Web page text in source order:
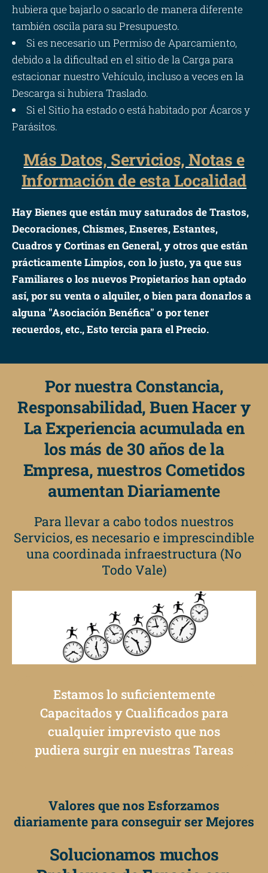
hubiera que bajarlo o sacarlo de manera diferente
también oscila para su Presupuesto.
Si es necesario un Permiso de Aparcamiento,
debido a la dificultad en el sitio de la Carga para
estacionar nuestro Vehículo, incluso a veces en la
Descarga si hubiera Traslado.
Si el Sitio ha estado o está habitado por Ácaros y
Parásitos.
Más Datos, Servicios, Notas e
Información de esta Localidad
Hay Bienes que están muy saturados de Trastos,
Decoraciones, Chismes, Enseres, Estantes,
Cuadros y Cortinas en General, y otros que están
prácticamente Limpios, con lo justo, ya que sus
Familiares o los nuevos Propietarios han optado
así, por su venta o alquiler, o bien para donarlos a
alguna "Asociación Benéfica" o por tener
recuerdos, etc., Esto tercia para el Precio.
Por nuestra Constancia,
Responsabilidad, Buen Hacer y
La Experiencia acumulada en
los más de 30 años de la
Empresa, nuestros Cometidos
aumentan Diariamente
Para llevar a cabo todos nuestros
Servicios, es necesario e imprescindible
una coordinada infraestructura (No
Todo Vale)
Estamos lo suficientemente
Capacitados y Cualificados para
cualquier imprevisto que nos
pudiera surgir en nuestras Tareas
Valores que nos Esforzamos
diariamente para conseguir ser Mejores
Solucionamos muchos